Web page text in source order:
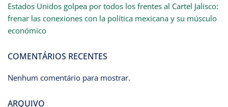
Estados Unidos golpea por todos los frentes al Cartel Jalisco:
frenar las conexiones con la política mexicana y su músculo
económico
COMENTÁRIOS RECENTES
Nenhum comentário para mostrar.
ARQUIVO